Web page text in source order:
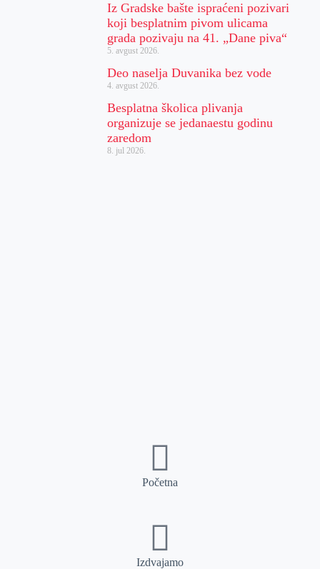
Iz Gradske bašte ispraćeni pozivari
koji besplatnim pivom ulicama
grada pozivaju na 41. „Dane piva“
5. avgust 2026.
Deo naselja Duvanika bez vode
4. avgust 2026.
Besplatna školica plivanja
organizuje se jedanaestu godinu
zaredom
8. jul 2026.
Početna
Izdvajamo